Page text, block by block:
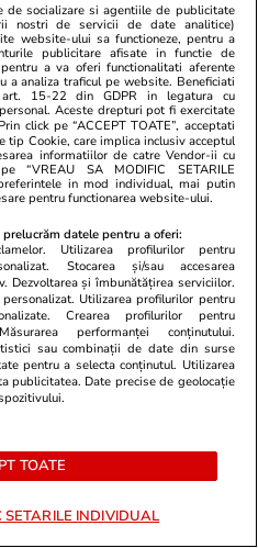
20 iul.
cum îți
20 iul.
se
de socializare si agentiile de publicitate
nostri de servicii de date analitice)
website-ului sa functioneze, pentru a
publicitare afisate in functie de
a va oferi functionalitati aferente
a analiza traficul pe website. Beneficiati
15-22 din GDPR in legatura cu
Aceste drepturi pot fi exercitate
click pe “ACCEPT TOATE”, acceptati
tip Cookie, care implica inclusiv acceptul
informatiilor de catre Vendor-ii cu
“VREAU SA MODIFIC SETARILE
in mod individual, mai putin
pentru functionarea website-ului.
datele pentru a oferi:
Utilizarea profilurilor pentru
Stocarea și/sau accesarea
Dezvoltarea și îmbunătățirea serviciilor.
Utilizarea profilurilor pentru
Crearea profilurilor pentru
performanței conținutului.
sau combinații de date din surse
pentru a selecta conținutul. Utilizarea
publicitatea. Date precise de geolocație
TOATE
INDIVIDUAL